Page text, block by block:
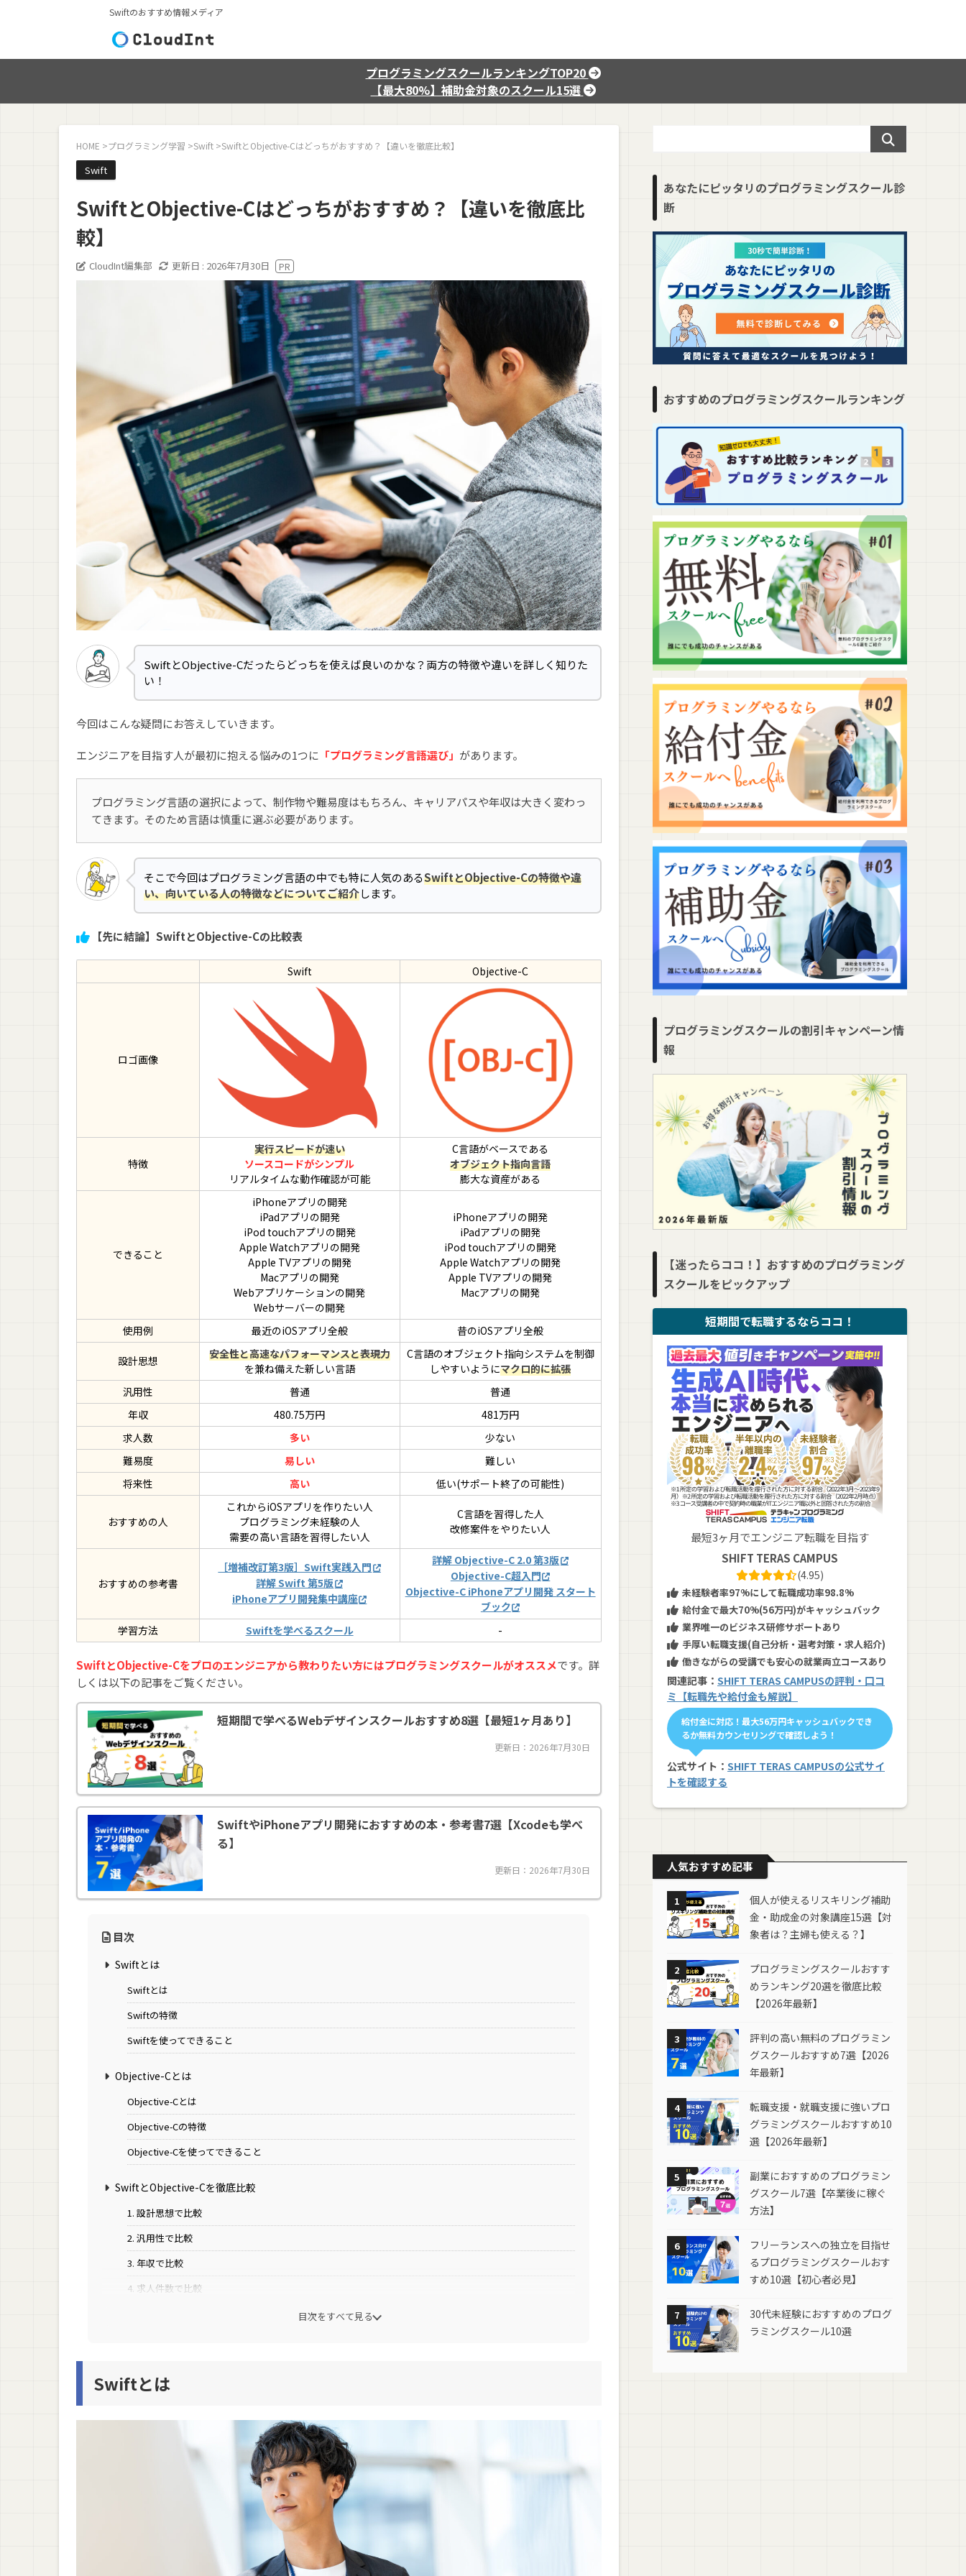
Swiftのおすすめ情報メディア
プログラミングスクールランキングTOP20
【最大80%】補助金対象のスクール15選
HOME >プログラミング学習 >Swift >SwiftとObjective-Cはどっちがおすすめ？【違いを徹底比較】
Swift
SwiftとObjective-Cはどっちがおすすめ？【違いを徹底比
較】
CloudInt編集部 更新日 : 2026年7月30日
SwiftとObjective-Cだったらどっちを使えば良いのかな？両方の特徴や違いを詳しく知りた
い！
今回はこんな疑問にお答えしていきます。
エンジニアを目指す人が最初に抱える悩みの1つに 「プログラミング言語選び」 があります。
プログラミング言語の選択によって、制作物や難易度はもちろん、キャリアパスや年収は大きく変わっ
てきます。そのため言語は慎重に選ぶ必要があります。
そこで今回はプログラミング言語の中でも特に人気のあるSwiftとObjective-Cの特徴や違
い、向いている人の特徴などについてご紹介します。
【先に結論】SwiftとObjective-Cの比較表
Swift Objective-C
ロゴ画像
特徴
実行スピードが速い
ソースコードがシンプル
リアルタイムな動作確認が可能
C言語がベースである
オブジェクト指向言語
膨大な資産がある
できること
iPhoneアプリの開発
iPadアプリの開発
iPod touchアプリの開発
Apple Watchアプリの開発
Apple TVアプリの開発
Macアプリの開発
Webアプリケーションの開発
Webサーバーの開発
iPhoneアプリの開発
iPadアプリの開発
iPod touchアプリの開発
Apple Watchアプリの開発
Apple TVアプリの開発
Macアプリの開発
使用例 最近のiOSアプリ全般 昔のiOSアプリ全般
設計思想
安全性と高速なパフォーマンスと表現力
を兼ね備えた新しい言語
C言語のオブジェクト指向システムを制御
しやすいようにマクロ的に拡張
汎用性
普通
普通
年収
480.75万円
481万円
求人数
多い
少ない
難易度
易しい
難しい
将来性
高い 低い(サポート終了の可能性)
おすすめの人
これからiOSアプリを作りたい人
プログラミング未経験の人
需要の高い言語を習得したい人
C言語を習得した人
改修案件をやりたい人
おすすめの参考書
［増補改訂第3版］Swift実践入門
詳解 Swift 第5版
iPhoneアプリ開発集中講座
詳解 Objective-C 2.0 第3版
Objective-C超入門
Objective-C iPhoneアプリ開発 スタート
ブック
学習方法
Swiftを学べるスクール -
SwiftとObjective-Cをプロのエンジニアから教わりたい方にはプログラミングスクールがオススメです。詳
しくは以下の記事をご覧ください。
短期間で学べるWebデザインスクールおすすめ8選【最短1ヶ月あり】
更新日：2026年7月30日
SwiftやiPhoneアプリ開発におすすめの本・参考書7選【Xcodeも学べ
る】
更新日：2026年7月30日
目次
Swiftとは
Swiftとは
Swiftの特徴
Swiftを使ってできること
Objective-Cとは
Objective-Cとは
Objective-Cの特徴
Objective-Cを使ってできること
SwiftとObjective-Cを徹底比較
1. 設計思想で比較
2. 汎用性で比較
3. 年収で比較
4. 求人件数で比較
Objective-Cがおすすめの人の特徴
SwiftとObjective-Cを勉強する時のおすすめの参考書
Swiftを勉強する時のおすすめの参考書
Objective-Cを勉強する時のおすすめの参考書
まとめ：SwiftとObjective-Cはどっちがおすすめ？【違いを徹底比較】
目次をすべて見る
Swiftとは
あなたにピッタリのプログラミングスクール診
断
おすすめのプログラミングスクールランキング
プログラミングスクールの割引キャンペーン情
報
【迷ったらココ！】おすすめのプログラミング
スクールをピックアップ
短期間で転職するならココ！
最短3ヶ月でエンジニア転職を目指す
SHIFT TERAS CAMPUS
(4.95)
未経験者率97%にして転職成功率98.8%
給付金で最大70%(56万円)がキャッシュバック
業界唯一のビジネス研修サポートあり
手厚い転職支援(自己分析・選考対策・求人紹介)
働きながらの受講でも安心の就業両立コースあり
関連記事： SHIFT TERAS CAMPUSの評判・口コ
ミ【転職先や給付金も解説】
給付金に対応！最大56万円キャッシュバックでき
るか無料カウンセリングで確認しよう！
公式サイト： SHIFT TERAS CAMPUSの公式サイ
トを確認する
人気おすすめ記事
1
個人が使えるリスキリング補助
金・助成金の対象講座15選【対
象者は？主婦も使える？】
2
プログラミングスクールおすす
めランキング20選を徹底比較
【2026年最新】
3
評判の高い無料のプログラミン
グスクールおすすめ7選【2026
年最新】
4
転職支援・就職支援に強いプロ
グラミングスクールおすすめ10
選【2026年最新】
5
副業におすすめのプログラミン
グスクール7選【卒業後に稼ぐ
方法】
6
フリーランスへの独立を目指せ
るプログラミングスクールおす
すめ10選【初心者必見】
7
30代未経験におすすめのプログ
ラミングスクール10選